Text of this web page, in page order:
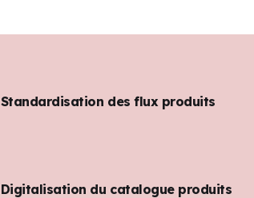
Standardisation des flux produits
Digitalisation du catalogue produits